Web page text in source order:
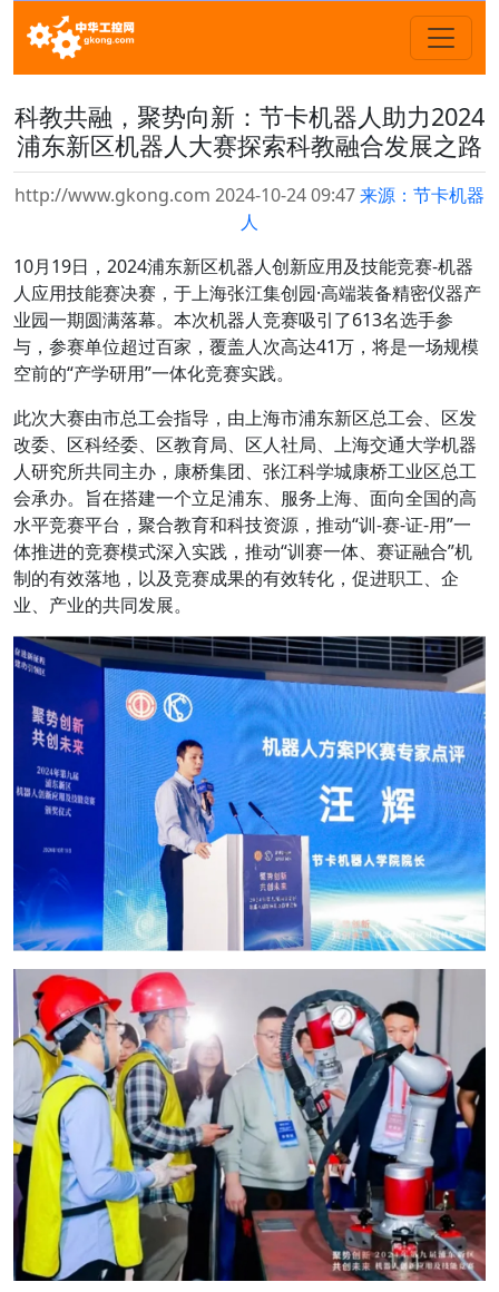
科教共融，聚势向新：节卡机器人助力2024
浦东新区机器人大赛探索科教融合发展之路
http://www.gkong.com 2024-10-24 09:47来源：节卡机器
人
10月19日，2024浦东新区机器人创新应用及技能竞赛-机器
人应用技能赛决赛，于上海张江集创园·高端装备精密仪器产
业园一期圆满落幕。本次机器人竞赛吸引了613名选手参
与，参赛单位超过百家，覆盖人次高达41万，将是一场规模
空前的“产学研用”一体化竞赛实践。
此次大赛由市总工会指导，由上海市浦东新区总工会、区发
改委、区科经委、区教育局、区人社局、上海交通大学机器
人研究所共同主办，康桥集团、张江科学城康桥工业区总工
会承办。旨在搭建一个立足浦东、服务上海、面向全国的高
水平竞赛平台，聚合教育和科技资源，推动“训-赛-证-用”一
体推进的竞赛模式深入实践，推动“训赛一体、赛证融合”机
制的有效落地，以及竞赛成果的有效转化，促进职工、企
业、产业的共同发展。